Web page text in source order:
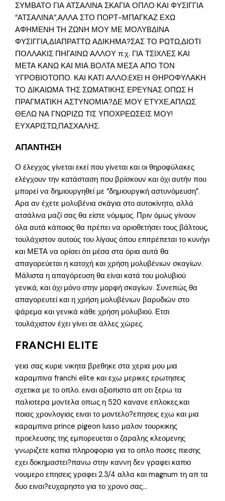
ΣΥΜΒΑΤΟ ΓΙΑ ΑΤΣΑΛΙΝΑ ΣΚΑΓΙΑ ΟΠΛΟ ΚΑΙ ΦΥΣΙΓΓΙΑ
“ΑΤΣΑΛΙΝΑ”,ΑΛΛΑ ΣΤΟ ΠΟΡΤ-ΜΠΑΓΚΑΖ ΕΧΩ
ΑΦΗΜΕΝΗ ΤΗ ΖΩΝΗ ΜΟΥ ΜΕ ΜΟΛΥΒΔΙΝΑ
ΦΥΣΙΓΓΙΑ,ΔΙΑΠΡΑΤΤΩ ΑΔΙΚΗΜΑ?ΣΑΣ ΤΟ ΡΩΤΩ,ΔΙΟΤΙ
ΠΟΛΛΑΚΙΣ ΠΗΓΑΙΝΩ ΑΛΛΟΥ π.χ. ΓΙΑ ΤΣΙΧΛΕΣ ΚΑΙ
ΜΕΤΑ ΚΑΝΩ ΚΑΙ ΜΙΑ ΒΟΛΤΑ ΜΕΣΑ ΑΠΟ ΤΟΝ
ΥΓΡΟΒΙΟΤΟΠΟ. ΚΑΙ ΚΑΤΙ ΑΛΛΟ:EXEI Η ΘΗΡΟΦΥΛΑΚΗ
ΤΟ ΔΙΚΑΙΩΜΑ ΤΗΣ ΣΩΜΑΤΙΚΗΣ ΕΡΕΥΝΑΣ ΟΠΩΣ Η
ΠΡΑΓΜΑΤΙΚΗ ΑΣΤΥΝΟΜΙΑ?ΔΕ ΜΟΥ ΕΤΥΧΕ,ΑΠΛΩΣ
ΘΕΛΩ ΝΑ ΓΝΩΡΙΖΩ ΤΙΣ ΥΠΟΧΡΕΩΣΕΙΣ ΜΟΥ!
ΕΥΧΑΡΙΣΤΩ,ΠΑΣΧΑΛΗΣ.
ΑΠΑΝΤΗΣΗ
Ο έλεγχος γίνεται εκεί που γίνεται και οι θηροφύλακες
ελέγχουν την κατάσταση που βρίσκουν και όχι αυτήν που
μπορεί να δημιουργηθεί με “δημιουργική αστυνόμευση”.
Αρα αν έχετε μολυβένια σκάγια στο αυτοκίνητο, αλλά
ατσάλινα μαζί σας θα είστε νόμιμος. Πριν όμως γίνουν
όλα αυτά κάποιος θα πρέπει να οριοθετήσει τους βάλτους,
τουλάχιστον αυτούς του λίγους όπου επιτρέπεται το κυνήγι
και ΜΕΤΑ να ορίσει ότι μέσα στα όρια αυτά θα
απαγορεύεται η κατοχή και χρήση μολυβένιων σκαγίων.
Μάλιστα η απαγόρευση θα είναι κατά του μολυβιού
γενικά, και όχι μόνο στην μορφή σκαγίων. Συνεπώς θα
απαγορευτεί και η χρήση μολυβένιων βαρυδιών στο
ψάρεμα και γενικά κάθε χρήση μολυβιού. Ετσι
τουλάχιστον έχει γίνει σε άλλες χώρες.
FRANCHI ELITE
γεια σας κυριε νικητα βρεθηκε στα χερια μου μια
καραμπινα franchi elite και εχω μερικες ερωτησεις
σχετικα με το οπλο. ειναι αξιοπιστο απ οτι ξερω τα
παλιοτερα μοντελα οπως η 520 κανανε επλοκες.και
ποιας χρονλογιας ειναι το μοντελο?επησεις εχω και μια
καραμπινα prince pigeon lusso μαλον τουρκικης
προελευσης της εμπορευεται ο ζαραλης κλεομενης
γνωριζετε καπια πληροφορια για το οπλο ποσες πιεσης
εχει δοκημαστει?πανω στην καννη δεν γραφει καπιο
νουμερο επησεις γραφει 2.3/4 αλλα και magnum τη απ τα
δυο ειναι?ευχαρηστο για το χρονο σας…